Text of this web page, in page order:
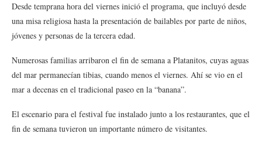
Desde temprana hora del viernes inició el programa, que incluyó desde
una misa religiosa hasta la presentación de bailables por parte de niños,
jóvenes y personas de la tercera edad.
Numerosas familias arribaron el fin de semana a Platanitos, cuyas aguas
del mar permanecían tibias, cuando menos el viernes. Ahí se vio en el
mar a decenas en el tradicional paseo en la “banana”.
El escenario para el festival fue instalado junto a los restaurantes, que el
fin de semana tuvieron un importante número de visitantes.